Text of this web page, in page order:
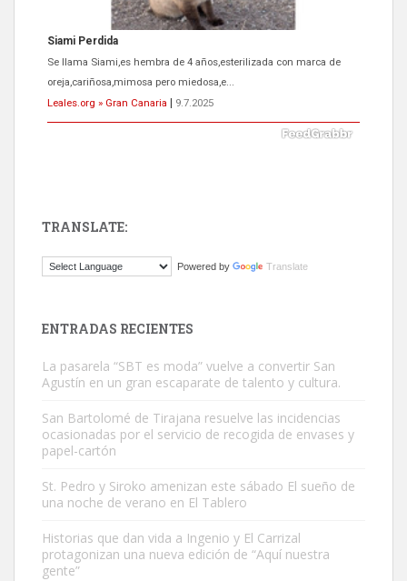
Siami Perdida
Se llama Siami,es hembra de 4 años,esterilizada con marca de
oreja,cariñosa,mimosa pero miedosa,e...
Leales.org » Gran Canaria
9.7.2025
El ayuntamiento se va a llevar a Los Gatos callejeros de la zona los
Gato manso encontrado
Este gato macho ha aparecido en la calle hace menos de un mes,
es muy manso y extremadamente cari...
TRANSLATE:
Powered by Translate
ENTRADAS RECIENTES
La pasarela “SBT es moda” vuelve a convertir San
Agustín en un gran escaparate de talento y cultura.
San Bartolomé de Tirajana resuelve las incidencias
ocasionadas por el servicio de recogida de envases y
papel-cartón
St. Pedro y Siroko amenizan este sábado El sueño de
una noche de verano en El Tablero
Historias que dan vida a Ingenio y El Carrizal
protagonizan una nueva edición de “Aquí nuestra
gente”